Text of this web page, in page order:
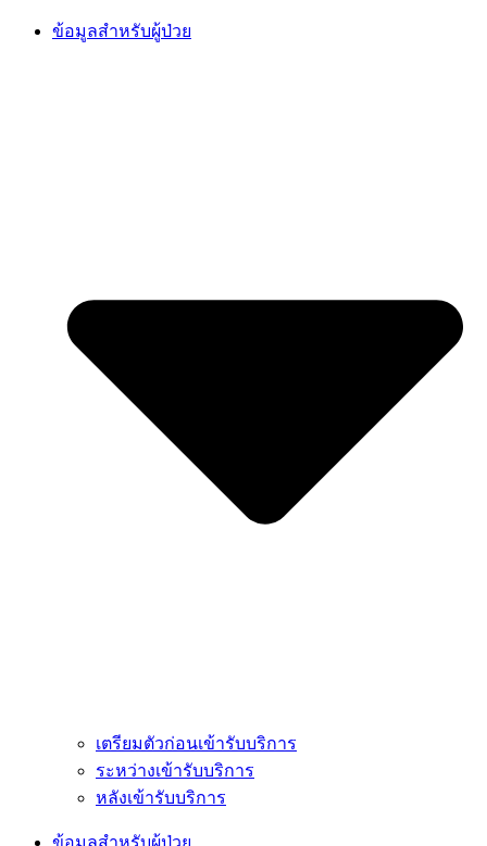
Skip
ข้อมูลสำหรับผู้ป่วย
เตรียมตัวก่อนเข้ารับบริการ
ระหว่างเข้ารับบริการ
หลังเข้ารับบริการ